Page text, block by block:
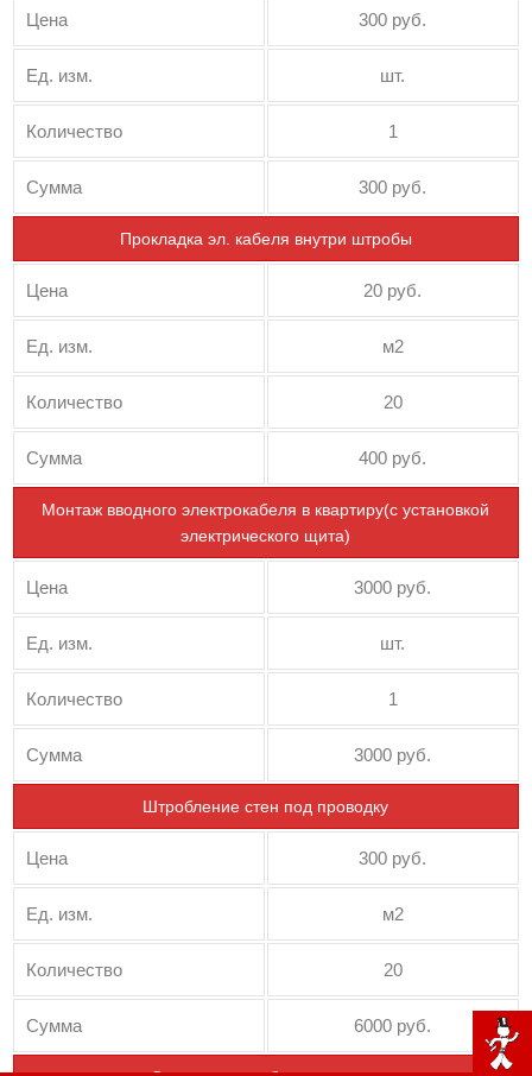
Цена 300 руб.
Ед. изм. шт.
Количество 1
Сумма 300 руб.
Прокладка эл. кабеля внутри штробы
Цена 20 руб.
Ед. изм. м2
Количество 20
Сумма 400 руб.
Монтаж вводного электрокабеля в квартиру(с установкой
электрического щита)
Цена 3000 руб.
Ед. изм. шт.
Количество 1
Сумма 3000 руб.
Штробление стен под проводку
Цена 300 руб.
Ед. изм. м2
Количество 20
Сумма 6000 руб.